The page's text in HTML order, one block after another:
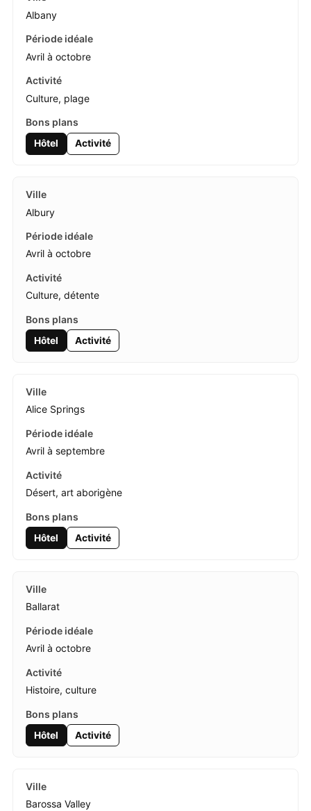
Albany
Avril à octobre
Culture, plage
Hôtel Activité
Albury
Avril à octobre
Culture, détente
Hôtel Activité
Alice Springs
Avril à septembre
Désert, art aborigène
Hôtel Activité
Ballarat
Avril à octobre
Histoire, culture
Hôtel Activité
Barossa Valley